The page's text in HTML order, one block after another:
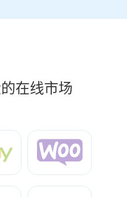
在线市场